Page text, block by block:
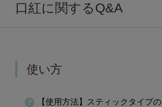
口紅に関するQ&A
使い方
【使用方法】スティックタイプ